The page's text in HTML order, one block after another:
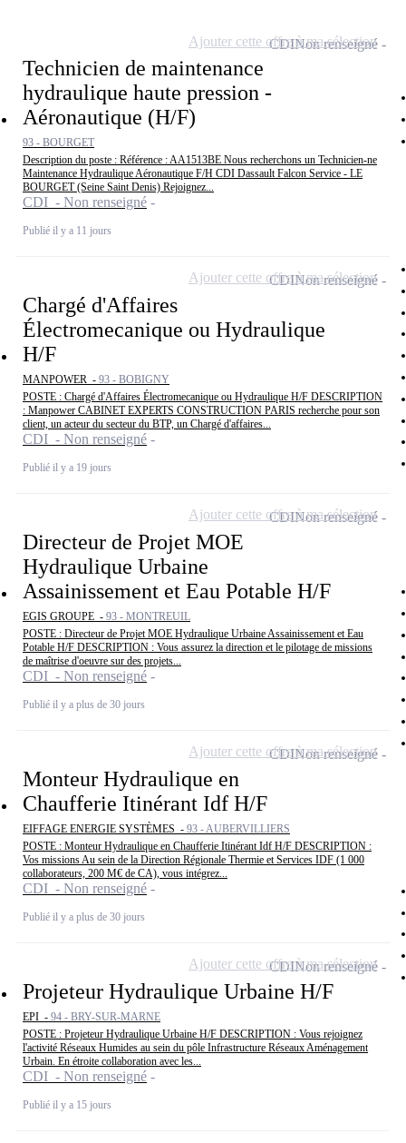
Technicien de maintenance
hydraulique haute pression -
Aéronautique (H/F)
93 - BOURGET
Description du poste : Référence : AA1513BE Nous recherchons un Technicien-ne
Maintenance Hydraulique Aéronautique F/H CDI Dassault Falcon Service - LE
BOURGET (Seine Saint Denis) Rejoignez...
CDI - Non renseigné
Publié il y a 11 jours
CDINon renseigné
Ajouter cette offre à ma sélection
Chargé d'Affaires
Électromecanique ou Hydraulique
H/F
MANPOWER - 93 - BOBIGNY
POSTE : Chargé d'Affaires Électromecanique ou Hydraulique H/F DESCRIPTION
: Manpower CABINET EXPERTS CONSTRUCTION PARIS recherche pour son
client, un acteur du secteur du BTP, un Chargé d'affaires...
CDI - Non renseigné
Publié il y a 19 jours
CDINon renseigné
Ajouter cette offre à ma sélection
Directeur de Projet MOE
Hydraulique Urbaine
Assainissement et Eau Potable H/F
EGIS GROUPE - 93 - MONTREUIL
POSTE : Directeur de Projet MOE Hydraulique Urbaine Assainissement et Eau
Potable H/F DESCRIPTION : Vous assurez la direction et le pilotage de missions
de maîtrise d'oeuvre sur des projets...
CDI - Non renseigné
Publié il y a plus de 30 jours
CDINon renseigné
Ajouter cette offre à ma sélection
Monteur Hydraulique en
Chaufferie Itinérant Idf H/F
EIFFAGE ENERGIE SYSTÈMES - 93 - AUBERVILLIERS
POSTE : Monteur Hydraulique en Chaufferie Itinérant Idf H/F DESCRIPTION :
Vos missions Au sein de la Direction Régionale Thermie et Services IDF (1 000
collaborateurs, 200 M€ de CA), vous intégrez...
CDI - Non renseigné
Publié il y a plus de 30 jours
CDINon renseigné
Ajouter cette offre à ma sélection
Projeteur Hydraulique Urbaine H/F
EPI - 94 - BRY-SUR-MARNE
POSTE : Projeteur Hydraulique Urbaine H/F DESCRIPTION : Vous rejoignez
l'activité Réseaux Humides au sein du pôle Infrastructure Réseaux Aménagement
Urbain. En étroite collaboration avec les...
CDI - Non renseigné
Publié il y a 15 jours
CDINon renseigné
Ajouter cette offre à ma sélection